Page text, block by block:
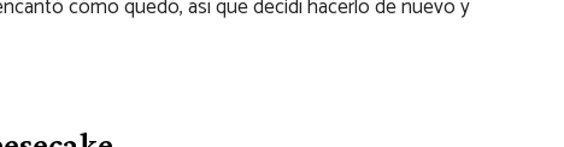
cómo quedó, así que decidí hacerlo de nuevo y